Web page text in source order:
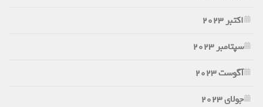
اکتبر 2023
سپتامبر 2023
آگوست 2023
جولای 2023